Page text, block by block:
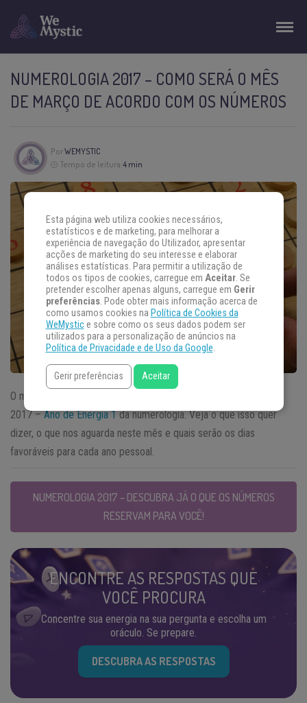
NUMEROLOGIA 2017 – COMO SERÁ O MÊS
DE MARÇO DE ACORDO COM OS NÚMEROS
PorWEMYSTIC
Tempo de leitura:4 min
O mês de março é o mês de número 3 do nosso
2017 –Ano de Energia 1da numerologia. Veja o que isso quer
dizer, o que nos aguarda neste mês e quais serão os dias
favoráveis para cada ano pessoal.
NUMEROLOGIA 2017 – DESCUBRA JÁ O QUE OS NÚMEROS
RESERVAM PARA VOCÊ!
ENCONTRE AS RESPOSTAS QUE
VOCÊ PROCURA
Concentre sua energia na sua pergunta e escolha um
oráculo. Se prepare.
DESCUBRA AS RESPOSTAS
Esta página web utiliza cookies necessários,
estatísticos e de marketing, para melhorar a
experiência de navegação do Utilizador, apresentar
acções de marketing do seu interesse e elaborar
análises estatísticas. Para permitir a utilização de
todos os tipos de cookies, carregue em Aceitar. Se
pretender escolher apenas alguns, carregue em Gerir
preferências. Pode obter mais informação acerca de
como usamos cookies na Política de Cookies da
WeMystice sobre como os seus dados podem ser
utilizados para a personalização de anúncios na
Política de Privacidade e de Uso da Google.
Gerir preferências Aceitar